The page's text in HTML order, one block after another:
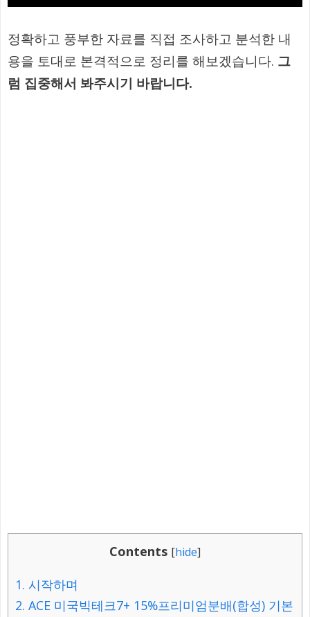
정확하고 풍부한 자료를 직접 조사하고 분석한 내
용을 토대로 본격적으로 정리를 해보겠습니다. 그
럼 집중해서 봐주시기 바랍니다.
Contents [hide]
1. 시작하며
2. ACE 미국빅테크7+ 15%프리미엄분배(합성) 기본